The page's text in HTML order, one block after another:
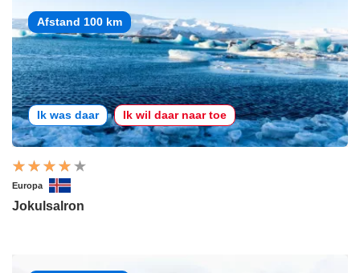
Afstand 100 km
Ik was daar Ik wil daar naar toe
Europa
Jokulsalron